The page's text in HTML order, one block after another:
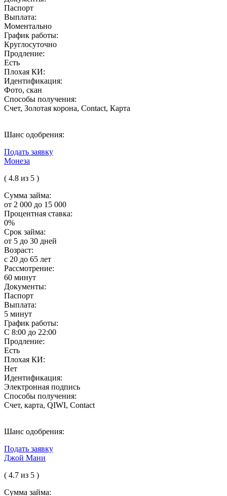
Паспорт
Выплата:
Моментально
График работы:
Круглосуточно
Продление:
Есть
Плохая КИ:
Идентификация:
Фото, скан
Способы получения:
Счет, Золотая корона, Contact, Карта
Шанс одобрения:
Подать заявку
Монеза
( 4.8 из 5 )
Сумма займа:
от 2 000 до 15 000
Процентная ставка:
0%
Срок займа:
от 5 до 30 дней
Возраст:
с 20 до 65 лет
Рассмотрение:
60 минут
Документы:
Паспорт
Выплата:
5 минут
График работы:
С 8:00 до 22:00
Продление:
Есть
Плохая КИ:
Нет
Идентификация:
Электронная подпись
Способы получения:
Счет, карта, QIWI, Contact
Шанс одобрения:
Подать заявку
Джой Мани
( 4.7 из 5 )
Сумма займа: